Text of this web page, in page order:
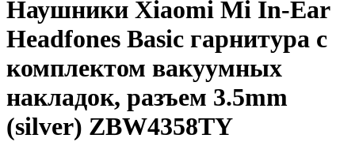
Наушники Xiaomi Mi In-Ear
Headfones Basic гарнитура с
комплектом вакуумных
накладок, разъем 3.5mm
(silver) ZBW4358TY